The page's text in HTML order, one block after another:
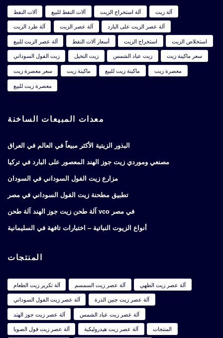
آلات النفط آلات النفط للبيع آلة استخراج الزيت
آلة زيت
آلة طرد الزيت
آلة عصر الزيت
آلة عصر الزيت على البارد
آلة عصر الزيت للبيع
أسعار آلات النفط استخراج الزيت
استخلاص الزيت
زيت الفول السوداني
زيت النخيل زيت عباد الشمس
سعر ماكينة زيت
سعر معصرة زيت
ماكينة زيت ماكينة زيت للبيع
معصرة زيت
معصرة زيت للبيع
معدات المبيعات الساخنة
البذور الزيتية الأكثر مبيعاً في العالم في العراق
مصنعي وموردي زيت جوز الهند المعصور على البارد في تركيا
مزارع زيت الفول السوداني في السودان
تطبيق مطحنة زيت الفول السوداني في مصر
آلة طحن زيت جوز الهند آلة طحن vco في مصر
أنواع الزيوت النباتية – اختبارات تافهة في السليمانية
المنتجات
آلة تكرير زيت الطعام آلة عصر زيت السمسم
آلة عصر زيت الطهي
آلة عصر زيت الفول السوداني
آلة عصر زيت جنين الذرة
آلة عصر زيت جوز الهند
آلة عصر زيت عباد الشمس
آلة عصر زيت فول الصويا
آلة عصر زيت هيدروليكية المنتجات